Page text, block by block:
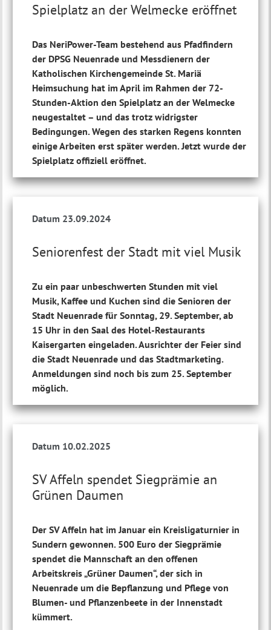
Spielplatz an der Welmecke eröffnet
Das NeriPower-Team bestehend aus Pfadfindern
der DPSG Neuenrade und Messdienern der
Katholischen Kirchengemeinde St. Mariä
Heimsuchung hat im April im Rahmen der 72-
Stunden-Aktion den Spielplatz an der Welmecke
neugestaltet – und das trotz widrigster
Bedingungen. Wegen des starken Regens konnten
einige Arbeiten erst später werden. Jetzt wurde der
Spielplatz offiziell eröffnet.
Seniorenfest der Stadt mit viel Musik
Datum 23.09.2024
Zu ein paar unbeschwerten Stunden mit viel
Musik, Kaffee und Kuchen sind die Senioren der
Stadt Neuenrade für Sonntag, 29. September, ab
15 Uhr in den Saal des Hotel-Restaurants
Kaisergarten eingeladen. Ausrichter der Feier sind
die Stadt Neuenrade und das Stadtmarketing.
Anmeldungen sind noch bis zum 25. September
möglich.
SV Affeln spendet Siegprämie an
Grünen Daumen
Datum 10.02.2025
Der SV Affeln hat im Januar ein Kreisligaturnier in
Sundern gewonnen. 500 Euro der Siegprämie
spendet die Mannschaft an den offenen
Arbeitskreis „Grüner Daumen“, der sich in
Neuenrade um die Bepflanzung und Pflege von
Blumen- und Pflanzenbeete in der Innenstadt
kümmert.